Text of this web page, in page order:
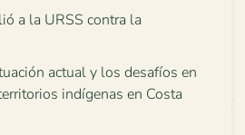
a la URSS contra la
actual y los desafíos en
indígenas en Costa